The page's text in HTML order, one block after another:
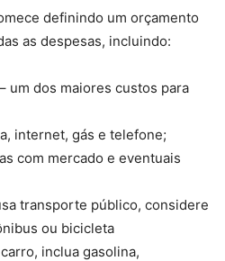
definindo um orçamento
as despesas, incluindo:
– um dos maiores custos para
internet, gás e telefone;
com mercado e eventuais
transporte público, considere
ou bicicleta
inclua gasolina,